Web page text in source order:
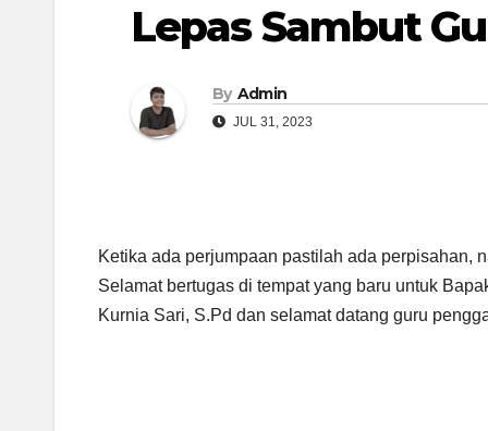
Lepas Sambut
By Admin
JUL 31, 2023
Ketika ada perjumpaan pastilah ada perpisahan,
Selamat bertugas di tempat yang baru untuk
Kurnia Sari, S.Pd dan selamat datang guru